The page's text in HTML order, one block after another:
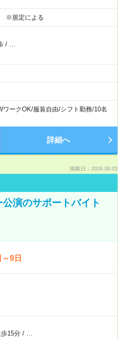
※規定による
/
ワークOK/服装自由/シフト勤務/10名
詳細へ
掲載日：2026.08.03
演のサポートバイト
9日
15分/